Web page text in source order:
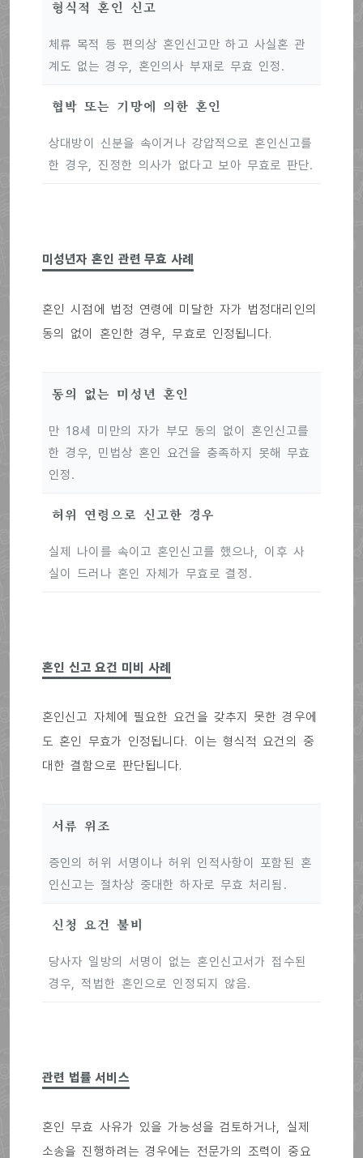
형식적 혼인 신고
체류 목적 등 편의상 혼인신고만 하고 사실혼 관
계도 없는 경우, 혼인의사 부재로 무효 인정.
협박 또는 기망에 의한 혼인
상대방이 신분을 속이거나 강압적으로 혼인신고를
한 경우, 진정한 의사가 없다고 보아 무효로 판단.
미성년자 혼인 관련 무효 사례
혼인 시점에 법정 연령에 미달한 자가 법정대리인의
동의 없이 혼인한 경우, 무효로 인정됩니다.
동의 없는 미성년 혼인
만 18세 미만의 자가 부모 동의 없이 혼인신고를
한 경우, 민법상 혼인 요건을 충족하지 못해 무효
인정.
허위 연령으로 신고한 경우
실제 나이를 속이고 혼인신고를 했으나, 이후 사
실이 드러나 혼인 자체가 무효로 결정.
혼인 신고 요건 미비 사례
혼인신고 자체에 필요한 요건을 갖추지 못한 경우에
도 혼인 무효가 인정됩니다. 이는 형식적 요건의 중
대한 결함으로 판단됩니다.
서류 위조
증인의 허위 서명이나 허위 인적사항이 포함된 혼
인신고는 절차상 중대한 하자로 무효 처리됨.
신청 요건 불비
당사자 일방의 서명이 없는 혼인신고서가 접수된
경우, 적법한 혼인으로 인정되지 않음.
관련 법률 서비스
혼인 무효 사유가 있을 가능성을 검토하거나, 실제
소송을 진행하려는 경우에는 전문가의 조력이 중요